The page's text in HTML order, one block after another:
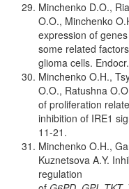
Minchenko D.O.,
O.O., Minchenko
expression of
some related
glioma cells.
Minchenko O.H.,
O.O., Ratushna
of proliferation
inhibition of IRE1
11-21.
Minchenko O.H.,
Kuznetsova A.Y.
regulation